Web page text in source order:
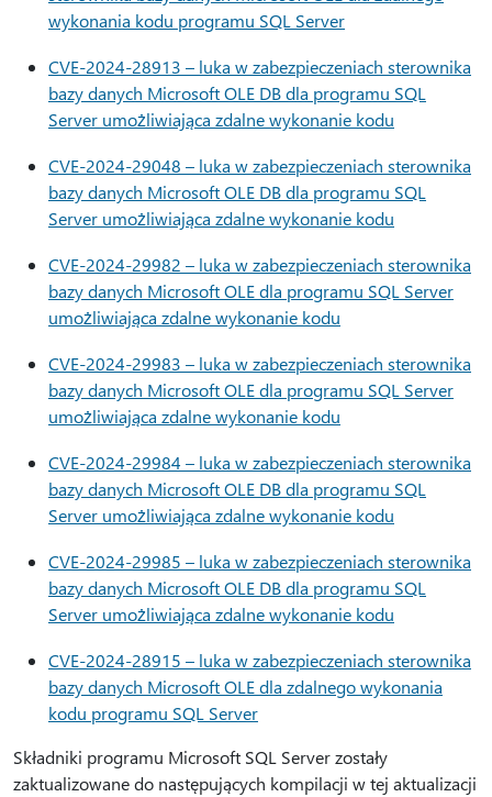
wykonania kodu programu SQL Server
CVE-2024-28913 – luka w zabezpieczeniach sterownika
bazy danych Microsoft OLE DB dla programu SQL
Server umożliwiająca zdalne wykonanie kodu
CVE-2024-29048 – luka w zabezpieczeniach sterownika
bazy danych Microsoft OLE DB dla programu SQL
Server umożliwiająca zdalne wykonanie kodu
CVE-2024-29982 – luka w zabezpieczeniach sterownika
bazy danych Microsoft OLE dla programu SQL Server
umożliwiająca zdalne wykonanie kodu
CVE-2024-29983 – luka w zabezpieczeniach sterownika
bazy danych Microsoft OLE dla programu SQL Server
umożliwiająca zdalne wykonanie kodu
CVE-2024-29984 – luka w zabezpieczeniach sterownika
bazy danych Microsoft OLE DB dla programu SQL
Server umożliwiająca zdalne wykonanie kodu
CVE-2024-29985 – luka w zabezpieczeniach sterownika
bazy danych Microsoft OLE DB dla programu SQL
Server umożliwiająca zdalne wykonanie kodu
CVE-2024-28915 – luka w zabezpieczeniach sterownika
bazy danych Microsoft OLE dla zdalnego wykonania
kodu programu SQL Server
Składniki programu Microsoft SQL Server zostały
zaktualizowane do następujących kompilacji w tej aktualizacji